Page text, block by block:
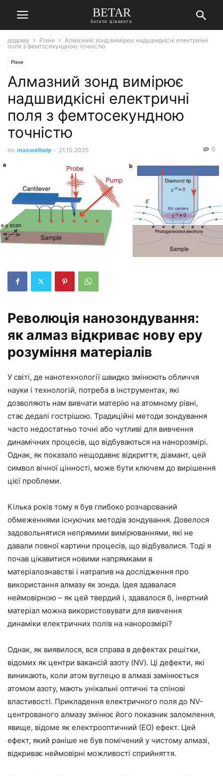
BETAR
багато цікавого
додому Різне
Алмазний зонд вимірює надшвидкісні електричні
поля з фемтосекундною точністю
Різне
Алмазний зонд вимірює
надшвидкісні електричні
поля з фемтосекундною
точністю
по maxwelhelp - 21.10.2025 0
Революція нанозондування:
як алмаз відкриває нову еру
розуміння матеріалів
У світі, де нанотехнології швидко змінюють обличчя
науки і технологій, потреба в інструментах, які
дозволяють нам вивчати матерію на атомному рівні,
стає дедалі гострішою. Традиційні методи зондування
часто недостатньо точні або чутливі для вивчення
динамічних процесів, що відбуваються на нанорозмірі.
Однак, як показало нещодавнє відкриття, діамант, цей
символ вічної цінності, може бути ключем до вирішення
цієї проблеми.
Кілька років тому я був глибоко розчарований
обмеженнями існуючих методів зондування. Довелося
задовольнятися непрямими вимірюваннями, які не
давали повної картини процесів, що відбувалися. Тоді я
почав цікавитися новими напрямками в
матеріалознавстві і натрапив на дослідження про
використання алмазу як зонда. Ідея здавалася
неймовірною – як цей твердий і, здавалося б, інертний
матеріал можна використовувати для вивчення
динаміки електричних полів на нанорозмірі?
Однак, як виявилося, вся справа в дефектах решітки,
відомих як центри вакансій азоту (NV). Ці дефекти, які
виникають, коли атом вуглецю в алмазі замінюється
атомом азоту, мають унікальні оптичні та спінові
властивості. Прикладення електричного поля до NV-
центрованого алмазу змінює його показник заломлення,
явище, відоме як електрооптичний (ЕО) ефект. Цей
ефект, який раніше не був помічений у чистому алмазі,
відкриває неймовірні можливості сприйняття.